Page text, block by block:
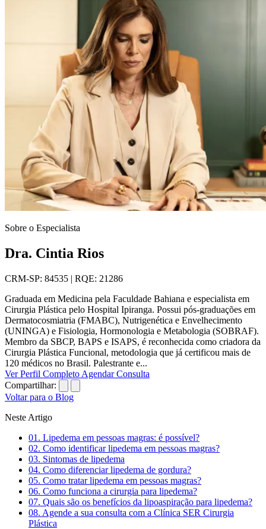
Sobre o Especialista
Dra. Cintia Rios
CRM-SP: 84535 | RQE: 21286
Graduada em Medicina pela Faculdade Bahiana e especialista em
Cirurgia Plástica pelo Hospital Ipiranga. Possui pós-graduações em
Dermatocosmiatria (FMABC), Nutrigenética e Envelhecimento
(UNINGA) e Fisiologia, Hormonologia e Metabologia (SOBRAF).
Membro da SBCP, BAPS e ISAPS, é reconhecida como criadora da
Cirurgia Plástica Funcional, metodologia que já certificou mais de
120 médicos no Brasil. Palestrante e...
Ver Perfil Completo Agendar Consulta
Compartilhar:
Voltar para o Blog
Neste Artigo
01. Lipedema em pessoas magras: é possível?
02. Como identificar lipedema em pessoas magras?
03. Sintomas de lipedema
04. Como diferenciar lipedema de gordura?
05. Como tratar lipedema em pessoas magras?
06. Como funciona a cirurgia para lipedema?
07. Quais são os benefícios da lipoaspiração para lipedema?
08. Agende a sua consulta com a Clínica SER Cirurgia
Plástica